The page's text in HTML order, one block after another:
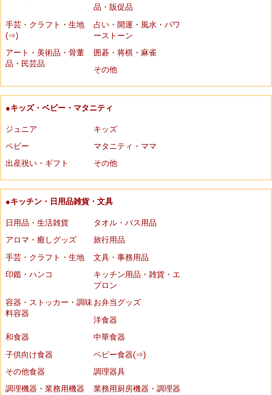
品・販促品
手芸・クラフト・生地
(⇒)
占い・開運・風水・パワ
ーストーン
アート・美術品・骨董
品・民芸品
囲碁・将棋・麻雀
その他
●キッズ・ベビー・マタニティ
ジュニア
キッズ
ベビー
マタニティ・ママ
出産祝い・ギフト
その他
●キッチン・日用品雑貨・文具
日用品・生活雑貨
タオル・バス用品
アロマ・癒しグッズ
旅行用品
手芸・クラフト・生地
文具・事務用品
印鑑・ハンコ
キッチン用品・雑貨・エ
プロン
容器・ストッカー・調味
料容器
お弁当グッズ
洋食器
和食器
中華食器
子供向け食器
ベビー食器(⇒)
その他食器
調理器具
調理機器・業務用機器
業務用厨房機器・調理器